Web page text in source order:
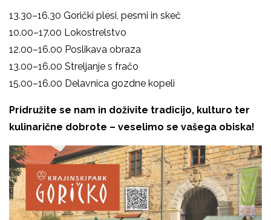
13.30–16.30 Gorički plesi, pesmi in skeč
10.00–17.00 Lokostrelstvo
12.00–16.00 Poslikava obraza
13.00–16.00 Streljanje s fračo
15.00–16.00 Delavnica gozdne kopeli
Pridružite se nam in doživite tradicijo, kulturo ter
kulinarične dobrote – veselimo se vašega obiska!